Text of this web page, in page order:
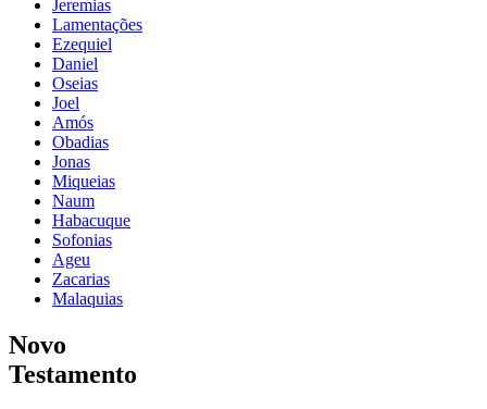
Jeremias
Lamentações
Ezequiel
Daniel
Oseias
Joel
Amós
Obadias
Jonas
Miqueias
Naum
Habacuque
Sofonias
Ageu
Zacarias
Malaquias
Novo
Testamento